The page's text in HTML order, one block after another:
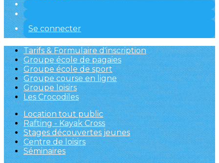
Se connecter
Tarifs & Formulaire d'inscription
Groupe école de pagaies
Groupe école de sport
Groupe course en ligne
Groupe loisirs
Les Crocodiles
Location tout public
Rafting - Kayak Cross
Stages découvertes jeunes
Centre de loisirs
Séminaires